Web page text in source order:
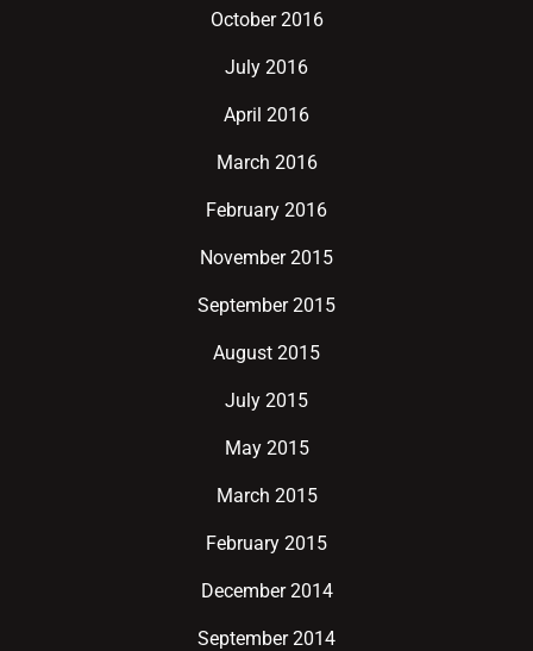
October 2016
July 2016
April 2016
March 2016
February 2016
November 2015
September 2015
August 2015
July 2015
May 2015
March 2015
February 2015
December 2014
September 2014